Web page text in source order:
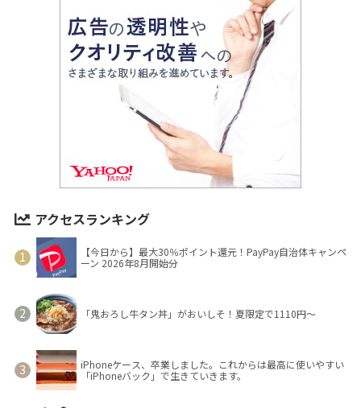
アクセスランキング
【今日から】最大30％ポイント還元！PayPay自治体キャンペ
ーン 2026年8月開始分
「鬼おろし牛タン丼」がおいしそ！夏限定で1110円～
iPhoneケース、卒業しました。これからは最高に使いやすい
「iPhoneバック」で生きていきます。